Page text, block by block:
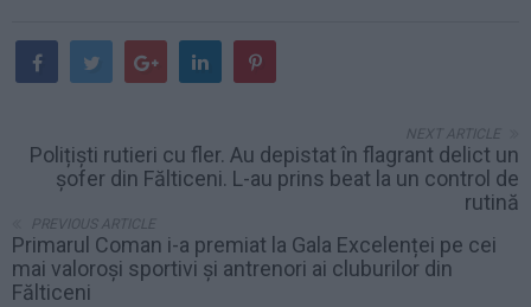
NEXT ARTICLE
Polițiști rutieri cu fler. Au depistat în flagrant delict un
șofer din Fălticeni. L-au prins beat la un control de
rutină
PREVIOUS ARTICLE
Primarul Coman i-a premiat la Gala Excelenței pe cei
mai valoroși sportivi și antrenori ai cluburilor din
Fălticeni